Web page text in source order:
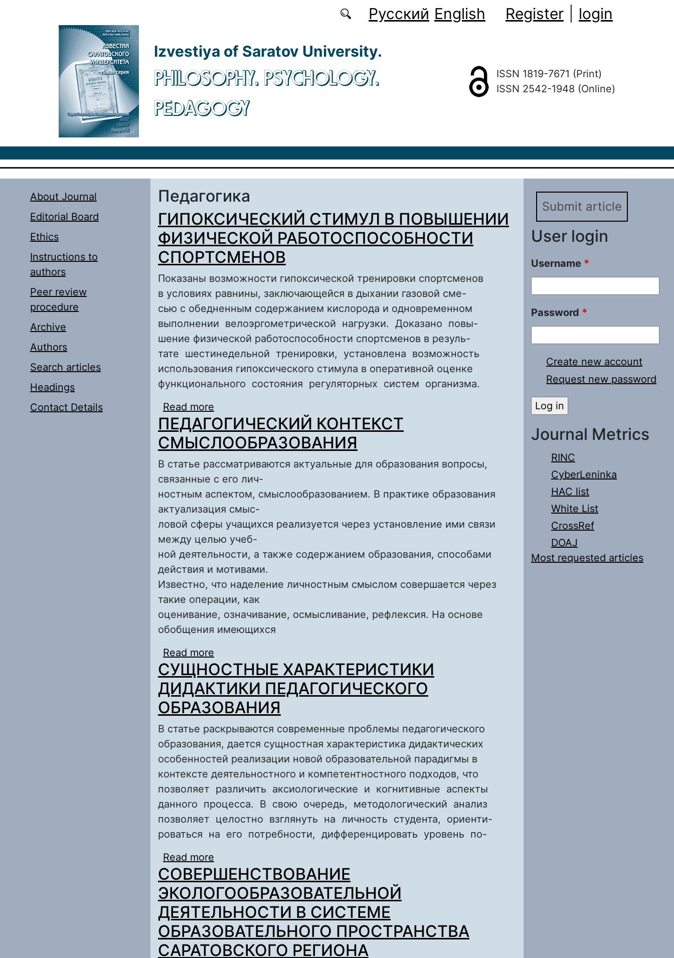
Русский English Register login
Izvestiya of Saratov University.
PHILOSOPHY. PSYCHOLOGY.
PEDAGOGY
ISSN 1819-7671 (Print)
ISSN 2542-1948 (Online)
About Journal
Editorial Board
Ethics
Instructions to
authors
Peer review
procedure
Archive
Authors
Search articles
Headings
Contact Details
Педагогика
ГИПОКСИЧЕСКИЙ СТИМУЛ В ПОВЫШЕНИИ
ФИЗИЧЕСКОЙ РАБОТОСПОСОБНОСТИ
СПОРТСМЕНОВ
Показаны возможности гипоксической тренировки спортсменов
в условиях равнины, заключающейся в дыхании газовой сме-
сью с обедненным содержанием кислорода и одновременном
выполнении велоэргометрической нагрузки. Доказано повы-
шение физической работоспособности спортсменов в резуль-
тате шестинедельной тренировки, установлена возможность
использования гипоксического стимула в оперативной оценке
функционального состояния регуляторных систем организма.
Read more
ФИЗИЧЕСКОЙ РАБОТОСПОСОБНОСТИ СПОРТСМЕНОВ
ПЕДАГОГИЧЕСКИЙ КОНТЕКСТ
СМЫСЛООБРАЗОВАНИЯ
В статье рассматриваются актуальные для образования вопросы,
связанные с его лич-
ностным аспектом, смыслообразованием. В практике образования
актуализация смыс-
ловой сферы учащихся реализуется через установление ими связи
между целью учеб-
ной деятельности, а также содержанием образования, способами
действия и мотивами.
Известно, что наделение личностным смыслом совершается через
такие операции, как
оценивание, означивание, осмысливание, рефлексия. На основе
обобщения имеющихся
Read more
СУЩНОСТНЫЕ ХАРАКТЕРИСТИКИ
ДИДАКТИКИ ПЕДАГОГИЧЕСКОГО
ОБРАЗОВАНИЯ
В статье раскрываются современные проблемы педагогического
образования, дается сущностная характеристика дидактических
особенностей реализации новой образовательной парадигмы в
контексте деятельностного и компетентностного подходов, что
позволяет различить аксиологические и когнитивные аспекты
данного процесса. В свою очередь, методологический анализ
позволяет целостно взглянуть на личность студента, ориенти-
роваться на его потребности, дифференцировать уровень по-
Read more
ПЕДАГОГИЧЕСКОГО ОБРАЗОВАНИЯ
СОВЕРШЕНСТВОВАНИЕ
ЭКОЛОГООБРАЗОВАТЕЛЬНОЙ
ДЕЯТЕЛЬНОСТИ В СИСТЕМЕ
ОБРАЗОВАТЕЛЬНОГО ПРОСТРАНСТВА
САРАТОВСКОГО РЕГИОНА
Submit article
User login
Username *
Password *
Create new account
Request new password
Journal Metrics
RINC
CyberLeninka
HAC list
White List
CrossRef
DOAJ
Most requested articles